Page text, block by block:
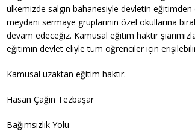
ülkemizde salgın bahanesiyle devletin eğitimden
meydanı sermaye gruplarının özel okullarına
devam edeceğiz. Kamusal eğitim haktır
eğitimin devlet eliyle tüm öğrenciler için
Kamusal uzaktan eğitim haktır.
Hasan Çağın Tezbaşar
Bağımsızlık Yolu